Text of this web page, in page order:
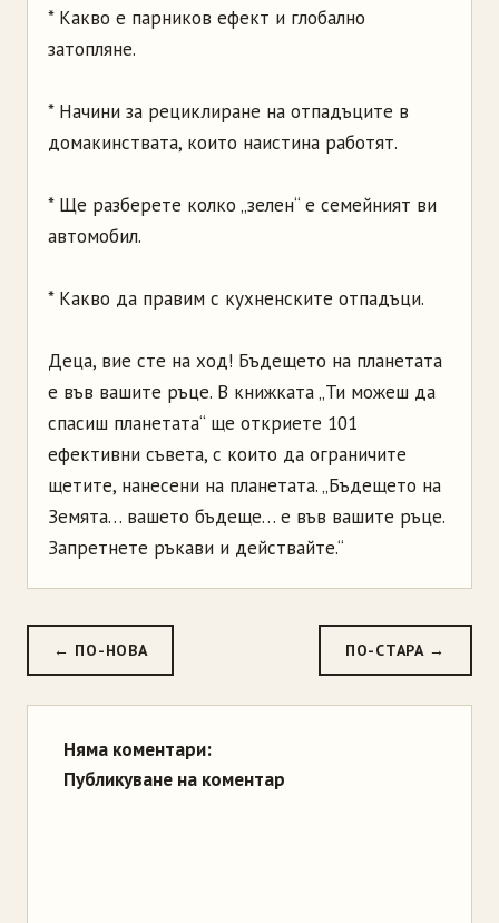
* Какво е парников ефект и глобално
затопляне.
* Начини за рециклиране на отпадъците в
домакинствата, които наистина работят.
* Ще разберете колко „зелен“ е семейният ви
автомобил.
* Какво да правим с кухненските отпадъци.
Деца, вие сте на ход! Бъдещето на планетата
е във вашите ръце. В книжката „Ти можеш да
спасиш планетата“ ще откриете 101
ефективни съвета, с които да ограничите
щетите, нанесени на планетата. „Бъдещето на
Земята… вашето бъдеще… е във вашите ръце.
Запретнете ръкави и действайте.“
← ПО-НОВА ПО-СТАРА →
Няма коментари:
Публикуване на коментар